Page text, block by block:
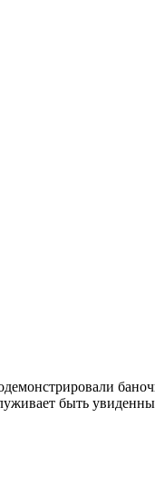
быть